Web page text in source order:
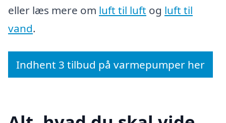
eller læs mere om luft til luft og luft til
vand.
Indhent 3 tilbud på varmepumper her